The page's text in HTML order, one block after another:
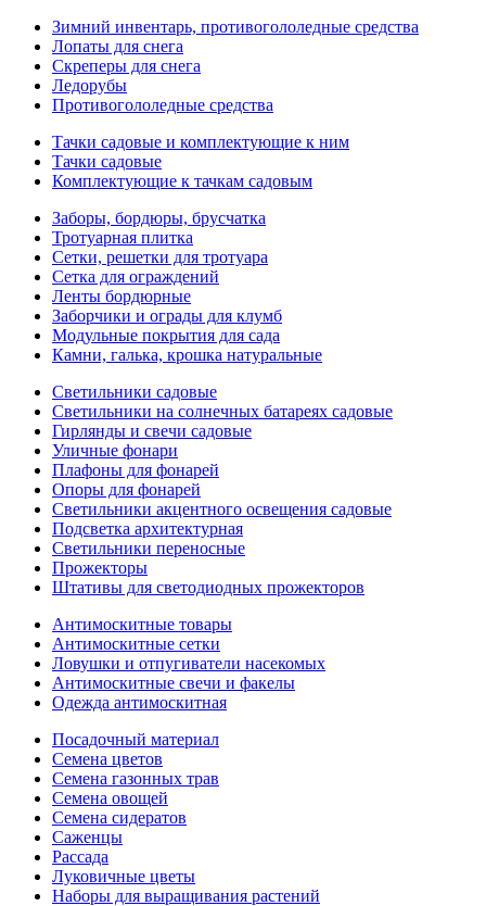
Зимний инвентарь, противогололедные средства
Лопаты для снега
Скреперы для снега
Ледорубы
Противогололедные средства
Тачки садовые и комплектующие к ним
Тачки садовые
Комплектующие к тачкам садовым
Заборы, бордюры, брусчатка
Тротуарная плитка
Сетки, решетки для тротуара
Сетка для ограждений
Ленты бордюрные
Заборчики и ограды для клумб
Модульные покрытия для сада
Камни, галька, крошка натуральные
Светильники садовые
Светильники на солнечных батареях садовые
Гирлянды и свечи садовые
Уличные фонари
Плафоны для фонарей
Опоры для фонарей
Светильники акцентного освещения садовые
Подсветка архитектурная
Светильники переносные
Прожекторы
Штативы для светодиодных прожекторов
Антимоскитные товары
Антимоскитные сетки
Ловушки и отпугиватели насекомых
Антимоскитные свечи и факелы
Одежда антимоскитная
Посадочный материал
Семена цветов
Семена газонных трав
Семена овощей
Семена сидератов
Саженцы
Рассада
Луковичные цветы
Наборы для выращивания растений